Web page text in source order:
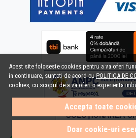
Acest site foloseste cookies pentru a va oferi
in continuare, sunteti de acord cuPOLITICA DE
cookies, cu scopul de a va oferi o experienta
Accepta toate
Doar cookie-uri